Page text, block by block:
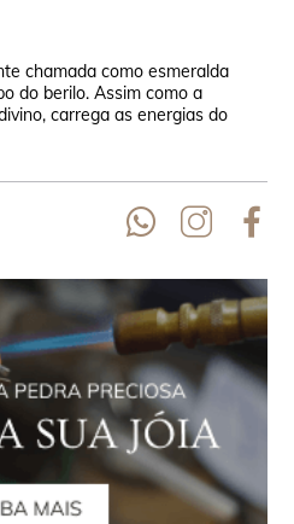
chamada como esmeralda
do berilo. Assim como a
carrega as energias do
e é considerada uma